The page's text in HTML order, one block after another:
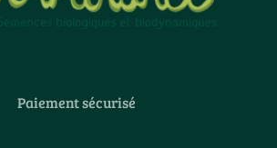
Paiement sécurisé